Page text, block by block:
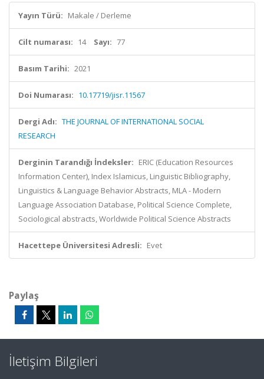
Yayın Türü: Makale / Derleme
Cilt numarası: 14 Sayı: 77
Basım Tarihi: 2021
Doi Numarası: 10.17719/jisr.11567
Dergi Adı: THE JOURNAL OF INTERNATIONAL SOCIAL
RESEARCH
Derginin Tarandığı İndeksler: ERIC (Education Resources
Information Center), Index Islamicus, Linguistic Bibliography,
Linguistics & Language Behavior Abstracts, MLA - Modern
Language Association Database, Political Science Complete,
Sociological abstracts, Worldwide Political Science Abstracts
Hacettepe Üniversitesi Adresli: Evet
Paylaş
İletişim Bilgileri